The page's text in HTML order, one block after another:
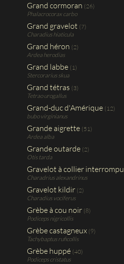
Grand cormoran (26)
Phalacrocorax carbo
Grand gravelot (7)
Charadius hiaticula
Grand héron (2)
Ardea herodias
Grand labbe (1)
Stercorarius skua
Grand tétras (3)
Tetrao urogallus
Grand-duc d'Amérique (12)
bubo virginianus
Grande aigrette (51)
Ardea alba
Grande outarde (2)
Otis tarda
Gravelot à collier interrompu
Charadrius alexandrinus
Gravelot kildir (2)
Charadius vociferus
Grèbe à cou noir (8)
Podiceps nigricollis
Grèbe castagneux (9)
Tachybaptus ruficollis
Grèbe huppé (40)
Podiceps cristatus